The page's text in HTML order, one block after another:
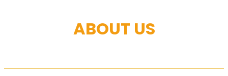
ABOUT US